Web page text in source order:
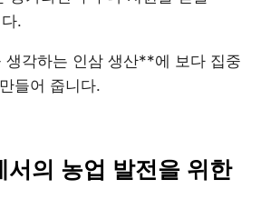
.
각하는 인삼 생산**에 보다 집중
들어 줍니다.
서의 농업 발전을 위한